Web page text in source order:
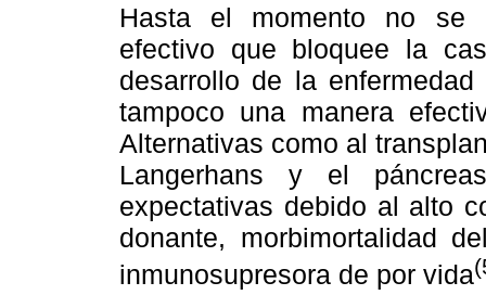
Hasta el momento no se
efectivo que bloquee la
desarrollo de la
tampoco una manera
Alternativas como al
Langerhans y el
expectativas debido al alto
donante, morbimortalidad
inmunosupresora de por vida